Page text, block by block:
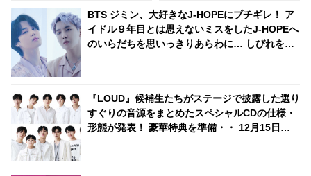
きてしまったまさかの事態にフ
ァン大爆笑
BTS ジミン、大好きなJ-HOPEにブチギレ！ ア
イドル９年目とは思えないミスをしたJ-HOPEへ
のいらだちを思いっきりあらわに… しびれを切
『LOUD』候補生たちがステージで披露した選り
すぐりの音源をまとめたスペシャルCDの仕様・
形態が発表！ 豪華特典を準備・・ 12月15日